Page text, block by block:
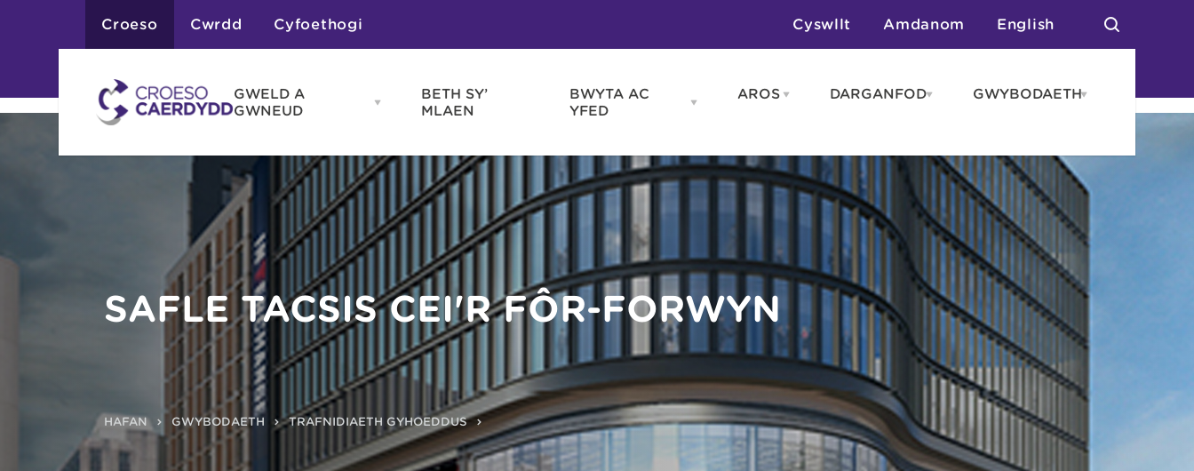
Croeso Cwrdd Cyfoethogi Cyswllt Amdanom English
GWELD A
GWNEUD
Open
GWNEUD
menu
Atyniadau
Gweithgareddau
Adloniant
Chwaraeon
Siopa
Teithiau a Golygfeydd
BETH SY’
MLAEN
BWYTA AC
YFED
Open
YFED
menu
Blas ar Gymru
Bwytai
Caffis a Delis
AROS Open
Gwestai
Hunan Arlwyo
Carafanau a Gwersylla
Rhagor o Leoedd
DARGANFODOpen
GWYBODAETHOpen
SAFLE TACSIS CEI'R FÔR-FORWYN
HAFAN GWYBODAETH TRAFNIDIAETH GYHOEDDUS